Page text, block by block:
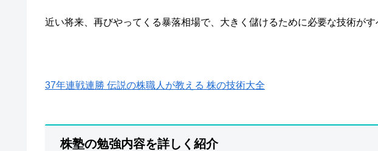
近い将来、再びやってくる暴落相場で、大きく儲けるために必要な技術がす
37年連戦連勝 伝説の株職人が教える 株の技術大全
株塾の勉強内容を詳しく紹介